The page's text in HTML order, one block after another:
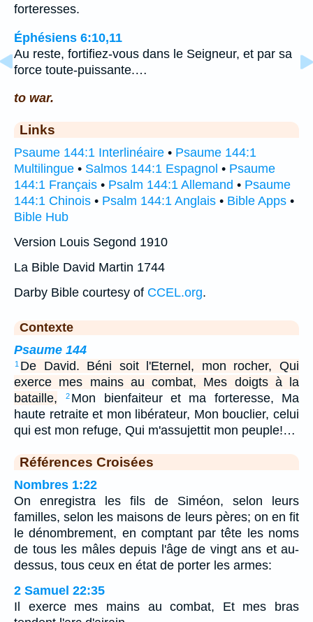
forteresses.
Éphésiens 6:10,11
Au reste, fortifiez-vous dans le Seigneur, et par sa
force toute-puissante.…
to war.
Links
Psaume 144:1 Interlinéaire • Psaume 144:1
Multilingue • Salmos 144:1 Espagnol • Psaume
144:1 Français • Psalm 144:1 Allemand • Psaume
144:1 Chinois • Psalm 144:1 Anglais • Bible Apps •
Bible Hub
Version Louis Segond 1910
La Bible David Martin 1744
Darby Bible courtesy of CCEL.org.
Contexte
Psaume 144
1 De David. Béni soit l'Eternel, mon rocher, Qui
exerce mes mains au combat, Mes doigts à la
bataille,
2 Mon bienfaiteur et ma forteresse, Ma
haute retraite et mon libérateur, Mon bouclier, celui
qui est mon refuge, Qui m'assujettit mon peuple!…
Références Croisées
Nombres 1:22
On enregistra les fils de Siméon, selon leurs
familles, selon les maisons de leurs pères; on en fit
le dénombrement, en comptant par tête les noms
de tous les mâles depuis l'âge de vingt ans et au-
dessus, tous ceux en état de porter les armes:
2 Samuel 22:35
Il exerce mes mains au combat, Et mes bras